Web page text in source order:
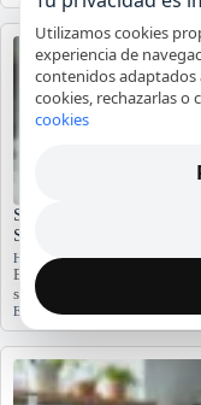
Significado del Error
Soluciones
Hornos y placas de cocina
El error E01 en hornos Teka
síntomas para diagnosticar…
Error E01
Utilizamos cookies
experiencia de
contenidos adaptados
cookies, rechazarlas o
cookies